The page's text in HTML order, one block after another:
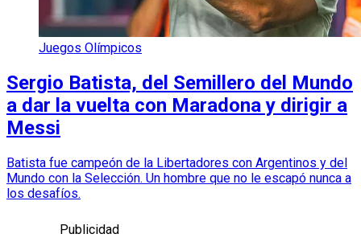
Juegos Olímpicos
Sergio Batista, del Semillero del Mundo
a dar la vuelta con Maradona y dirigir a
Messi
Batista fue campeón de la Libertadores con Argentinos y del
Mundo con la Selección. Un hombre que no le escapó nunca a
los desafíos.
Publicidad